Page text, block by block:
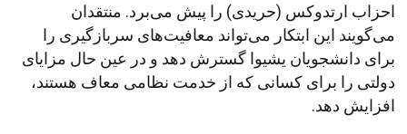
احزاب ارتدوکس (حریدی) را پیش می‌برد. منتقدان
می‌گویند این ابتکار می‌تواند معافیت‌های سربازگیری را
برای دانشجویان یشیوا گسترش دهد و در عین حال مزایای
دولتی را برای کسانی که از خدمت نظامی معاف هستند،
افزایش دهد.